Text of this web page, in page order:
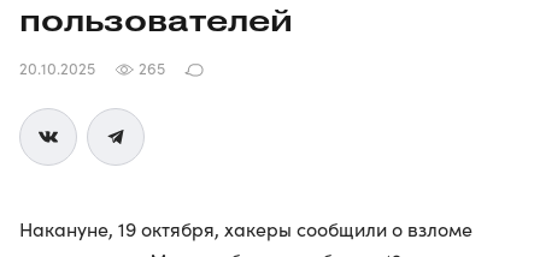
пользователей
20.10.2025 265
Накануне, 19 октября, хакеры сообщили о взломе